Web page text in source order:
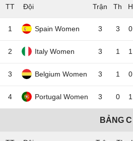
TT Đội
1 Spain Women 3 3 0
2 Italy Women 3 1 1
3 Belgium Women 3 1 0
4 Portugal Women 3 0 1
BẢNG C